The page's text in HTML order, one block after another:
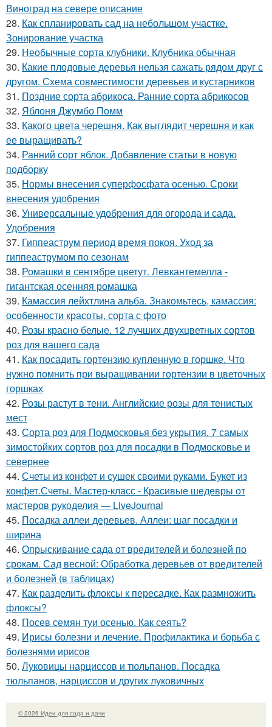
Виноград на севере описание
28. Как спланировать сад на небольшом участке.
Зонирование участка
29. Необычные сорта клубники. Клубника обычная
30. Какие плодовые деревья нельзя сажать рядом друг с
другом. Схема совместимости деревьев и кустарников
31. Поздние сорта абрикоса. Ранние сорта абрикосов
32. Яблоня Джумбо Помм
33. Какого цвета черешня. Как выглядит черешня и как
ее выращивать?
34. Ранний сорт яблок. Добавление статьи в новую
подборку
35. Нормы внесения суперфосфата осенью. Сроки
внесения удобрения
36. Универсальные удобрения для огорода и сада.
Удобрения
37. Гиппеаструм период время покоя. Уход за
гиппеаструмом по сезонам
38. Ромашки в сентябре цветут. Левкантемелла -
гигантская осенняя ромашка
39. Камассия лейхтлина альба. Знакомьтесь, камассия:
особенности красоты, сорта с фото
40. Розы красно белые. 12 лучших двухцветных сортов
роз для вашего сада
41. Как посадить гортензию купленную в горшке. Что
нужно помнить при выращивании гортензии в цветочных
горшках
42. Розы растут в тени. Английские розы для тенистых
мест
43. Сорта роз для Подмосковья без укрытия. 7 самых
зимостойких сортов роз для посадки в Подмосковье и
севернее
44. Счеты из конфет и сушек своими руками. Букет из
конфет.Счеты. Мастер-класс - Красивые шедевры от
мастеров рукоделия — LiveJournal
45. Посадка аллеи деревьев. Аллеи: шаг посадки и
ширина
46. Опрыскивание сада от вредителей и болезней по
срокам. Сад весной: Обработка деревьев от вредителей
и болезней (в таблицах)
47. Как разделить флоксы к пересадке. Как размножить
флоксы?
48. Посев семян туи осенью. Как сеять?
49. Ирисы болезни и лечение. Профилактика и борьба с
болезнями ирисов
50. Луковицы нарциссов и тюльпанов. Посадка
тюльпанов, нарциссов и других луковичных
© 2026 Идеи для сада и дачи